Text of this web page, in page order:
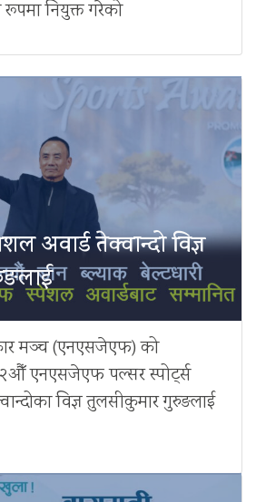
रूपमा नियुक्त गरेको
अवार्ड तेक्वान्दो विज्ञ
मञ्च (एनएसजेएफ) को
एनएसजेएफ पल्सर स्पोर्ट्स
विज्ञ तुलसीकुमार गुरुङलाई